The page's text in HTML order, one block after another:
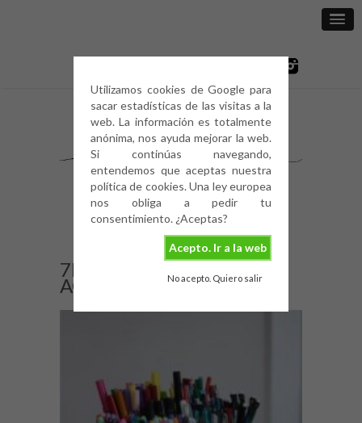
Utilizamos cookies de Google para
sacar estadísticas de las visitas a la
web. La información es totalmente
anónima, nos ayuda mejorar la web.
Si continúas navegando,
entendemos que aceptas nuestra
política de cookies. Una ley europea
nos obliga a pedir tu
consentimiento. ¿Aceptas?
Acepto. Ir a la web
No acepto. Quiero salir
7D01EDA8-C73F-4247-
AC03-45A0F500A000